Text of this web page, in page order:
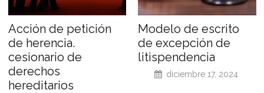
Acción de petición
de herencia.
cesionario de
derechos
hereditarios
Modelo de escrito
de excepción de
litispendencia
diciembre 17, 2024